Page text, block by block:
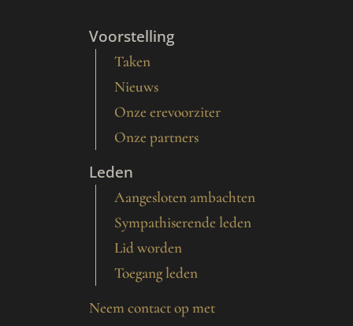
Voorstelling
Taken
Nieuws
Onze erevoorziter
Onze partners
Leden
Aangesloten ambachten
Sympathiserende leden
Lid worden
Toegang leden
Neem contact op met